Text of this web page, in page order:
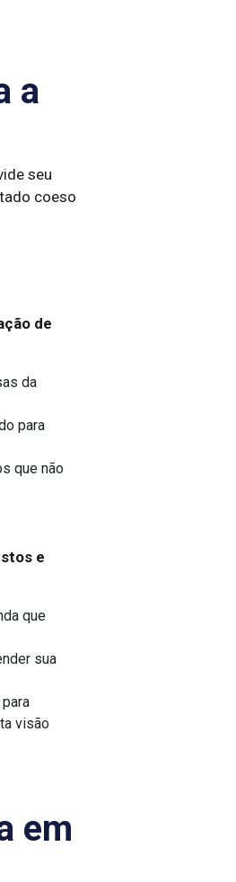
a
seu
coeso
de
da
para
que não
e
que
sua
visão
em